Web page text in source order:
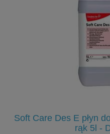
Soft Care Des E płyn
rąk 5l -